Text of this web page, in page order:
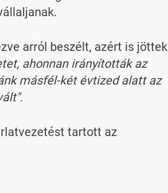
arról beszélt, azért is jöttek
ahonnan irányították az
másfél-két évtized alatt az
tartott az